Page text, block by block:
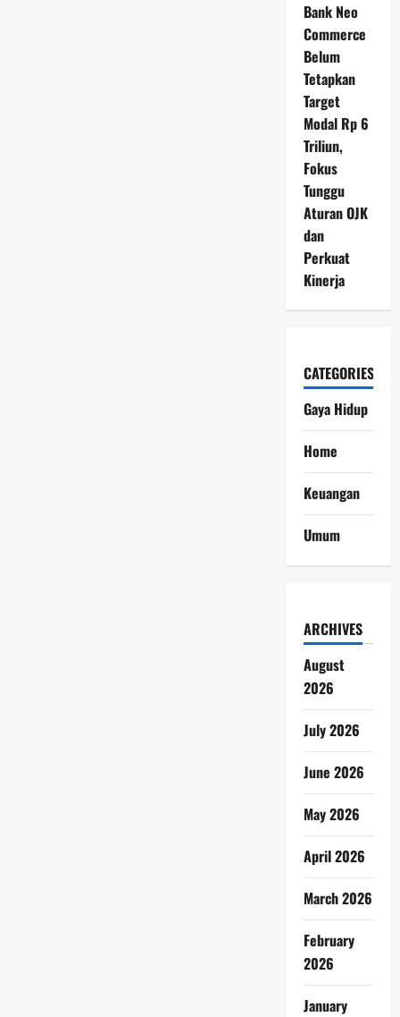
Bank Neo
Commerce
Belum
Tetapkan
Target
Modal Rp 6
Triliun,
Fokus
Tunggu
Aturan OJK
dan
Perkuat
Kinerja
CATEGORIES
Gaya Hidup
Home
Keuangan
Umum
ARCHIVES
August
2026
July 2026
June 2026
May 2026
April 2026
March 2026
February
2026
January